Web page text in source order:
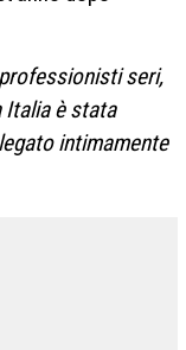
seri,
Italia è stata
intimamente